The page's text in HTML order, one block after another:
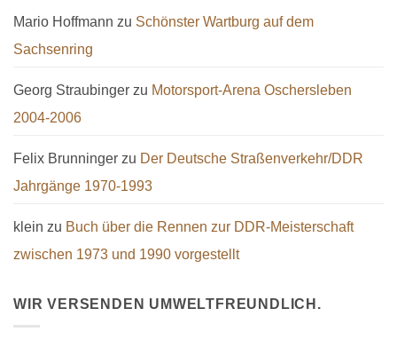
Mario Hoffmann zu Schönster Wartburg auf dem
Sachsenring
Georg Straubinger zu Motorsport-Arena Oschersleben
2004-2006
Felix Brunninger zu Der Deutsche Straßenverkehr/DDR
Jahrgänge 1970-1993
klein zu Buch über die Rennen zur DDR-Meisterschaft
zwischen 1973 und 1990 vorgestellt
WIR VERSENDEN UMWELTFREUNDLICH.